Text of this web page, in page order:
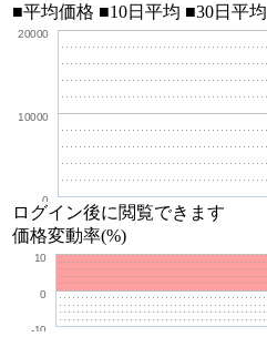
■平均価格 ■10日平均 ■30日平均
0
10000
20000
ログイン後に閲覧できます
価格変動率(%)
-10
0
10